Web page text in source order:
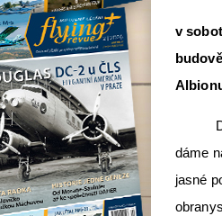
v
dáme
jasné